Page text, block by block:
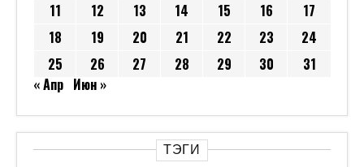
11
12 13 14 15 16
17
18
19 20 21 22 23
24
25
26 27 28 29 30
31
« Апр Июн »
ТЭГИ